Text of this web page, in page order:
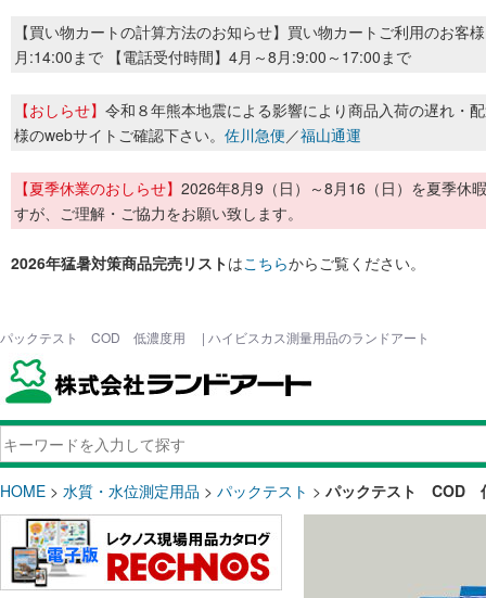
【買い物カートの計算方法のお知らせ】買い物カートご利用のお客
月:14:00まで 【電話受付時間】4月～8月:9:00～17:00まで
【おしらせ】 令和８年熊本地震による影響により商品入荷の遅れ・
様のwebサイトご確認下さい。 佐川急便／福山通運
【夏季休業のおしらせ】 2026年8月9（日）～8月16（日）を夏季休
すが、ご理解・ご協力をお願い致します。
2026年猛暑対策商品完売リストはこちらからご覧ください。
パックテスト COD 低濃度用 | ハイビスカス測量用品のランドアート
HOME > 水質・水位測定用品 > パックテスト > パックテスト COD